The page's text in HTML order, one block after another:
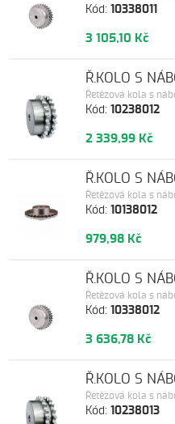
Kód:10338011
3 105,10 Kč
Kód:10238012
Řetězová kola s
Ř.KOLO S
2 339,99 Kč
Kód:10138012
Řetězová kola s
Ř.KOLO S
979,98 Kč
Kód:10338012
Řetězová kola s
Ř.KOLO S
3 636,78 Kč
Kód:10238013
Řetězová kola s
Ř.KOLO S